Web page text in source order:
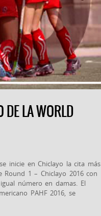
LA WORLD
inicie en Chiclayo la cita más
1 – Chiclayo 2016 con
número en damas. El
PAHF 2016, se